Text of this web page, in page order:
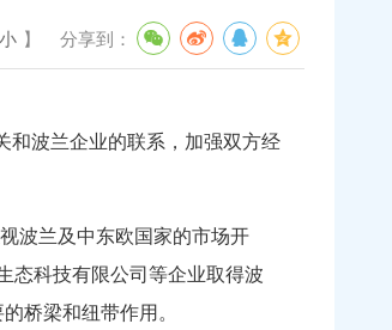
小 】 分享到：
波兰企业的联系，加强双方经
波兰及中东欧国家的市场开
态科技有限公司等企业取得波
要的桥梁和纽带作用。